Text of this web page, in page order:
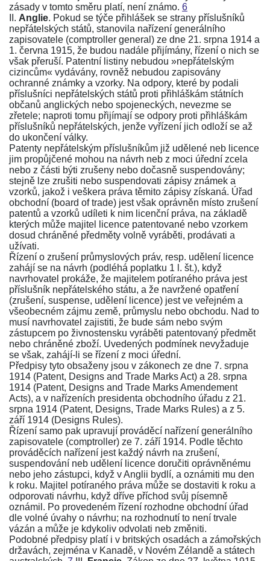
zásady v tomto směru platí, není známo. 6
II. Anglie. Pokud se týče přihlášek se strany příslušníků
nepřátelských států, stanovila nařízení generálního
zapisovatele (comptroller general) ze dne 21. srpna 1914 a
1. června 1915, že budou nadále přijímány, řízení o nich se
však přeruší. Patentní listiny nebudou »nepřátelským
cizincům« vydávány, rovněž nebudou zapisovány
ochranné známky a vzorky. Na odpory, které by podali
příslušníci nepřátelských států proti přihláškám státních
občanů anglických nebo spojeneckých, nevezme se
zřetele; naproti tomu přijímají se odpory proti přihláškám
příslušníků nepřátelských, jenže vyřízení jich odloží se až
do ukončení války.
Patenty nepřátelským příslušníkům již udělené neb licence
jim propůjčené mohou na návrh neb z moci úřední zcela
nebo z části býti zrušeny nebo dočasně suspendovány;
stejně lze zrušiti nebo suspendovati zápisy známek a
vzorků, jakož i veškera práva těmito zápisy získaná. Úřad
obchodní (board of trade) jest však oprávněn místo zrušení
patentů a vzorků udíleti k nim licenční práva, na základě
kterých může majitel licence patentované nebo vzorkem
dosud chráněné předměty volně vyráběti, prodávati a
užívati.
Řízení o zrušení průmyslových práv, resp. udělení licence
zahájí se na návrh (podléhá poplatku 1 l. št.), když
navrhovatel prokáže, že majitelem potíraného práva jest
příslušník nepřátelského státu, a že navržené opatření
(zrušení, suspense, udělení licence) jest ve veřejném a
všeobecném zájmu země, průmyslu nebo obchodu. Nad to
musí navrhovatel zajistiti, že bude sám nebo svým
zástupcem po živnostensku vyráběti patentovaný předmět
nebo chráněné zboží. Uvedených podmínek nevyžaduje
se však, zahájí-li se řízení z moci úřední.
Předpisy tyto obsaženy jsou v zákonech ze dne 7. srpna
1914 (Patent, Designs and Trade Marks Act) a 28. srpna
1914 (Patent, Designs and Trade Marks Amendement
Acts), a v nařízeních presidenta obchodního úřadu z 21.
srpna 1914 (Patent, Designs, Trade Marks Rules) a z 5.
září 1914 (Designs Rules).
Řízení samo pak upravují prováděcí nařízení generálního
zapisovatele (comptroller) ze 7. září 1914. Podle těchto
prováděcích nařízení jest každý návrh na zrušení,
suspendování neb udělení licence doručiti oprávněnému
nebo jeho zástupci, když v Anglii bydlí, a oznámiti mu den
k roku. Majitel potíraného práva může se dostaviti k roku a
odporovati návrhu, když dříve příchod svůj písemně
oznámil. Po provedeném řízení rozhodne obchodní úřad
dle volné úvahy o návrhu; na rozhodnutí to není trvale
vázán a může je kdykoliv odvolati neb změniti.
Podobné předpisy platí i v britských osadách a zámořských
državách, zejména v Kanadě, v Novém Zélandě a státech